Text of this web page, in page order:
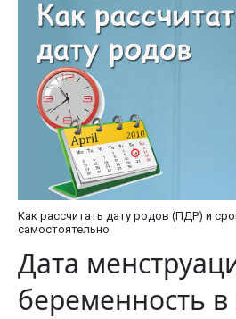
Как рассчитать дату родов (ПДР) и
самостоятельно
Дата
беременность в